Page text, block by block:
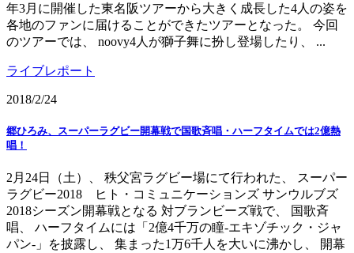
年3月に開催した東名阪ツアーから大きく成長した4人の姿を
各地のファンに届けることができたツアーとなった。 今回
のツアーでは、 noovy4人が獅子舞に扮し登場したり、 ...
ライブレポート
2018/2/24
郷ひろみ、スーパーラグビー開幕戦で国歌斉唱・ハーフタイムでは2億熱
唱！
2月24日（土）、 秩父宮ラグビー場にて行われた、 スーパー
ラグビー2018 ヒト・コミュニケーションズ サンウルブズ
2018シーズン開幕戦となる 対ブランビーズ戦で、 国歌斉
唱、 ハーフタイムには「2億4千万の瞳-エキゾチック・ジャ
パン-」を披露し、 集まった1万6千人を大いに沸かし、 開幕